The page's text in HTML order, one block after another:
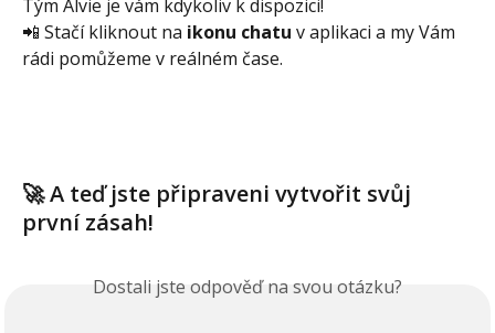
Tým Alvie je vám kdykoliv k dispozici!
📲 Stačí kliknout na ikonu chatu v aplikaci a my Vám
rádi pomůžeme v reálném čase.
🚀 A teď jste připraveni vytvořit svůj
první zásah!
Dostali jste odpověď na svou otázku?